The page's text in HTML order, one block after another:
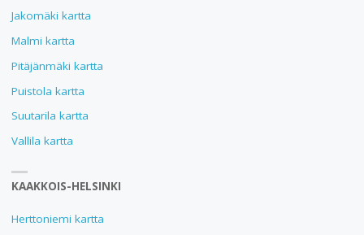
Jakomäki kartta
Malmi kartta
Pitäjänmäki kartta
Puistola kartta
Suutarila kartta
Vallila kartta
KAAKKOIS-HELSINKI
Herttoniemi kartta